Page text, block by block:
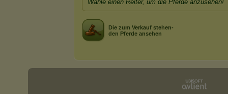
Wähle einen Reiter, um die Pferde anzusehen!
Die zum Verkauf stehen-
den Pferde ansehen